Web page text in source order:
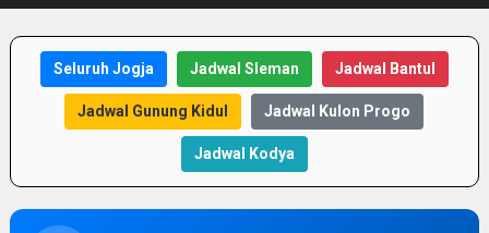
Seluruh Jogja Jadwal Sleman Jadwal Bantul
Jadwal Gunung Kidul Jadwal Kulon Progo
Jadwal Kodya